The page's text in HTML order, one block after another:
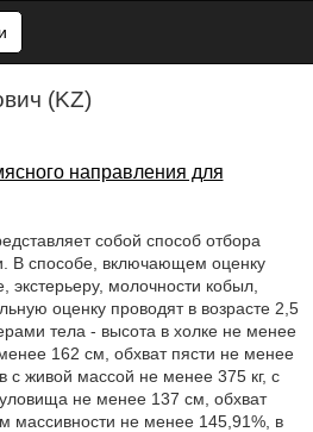
(KZ)
направления для
собой способ отбора
В способе, включающем оценку
молочности кобыл,
оценку проводят в возрасте 2,5
тела - высота в холке не менее
162 см, обхват пясти не менее
с живой массой не менее 375 кг, с
не менее 137 см, обхват
массивности не менее 145,91%, в